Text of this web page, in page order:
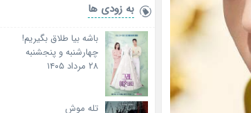
به زودی ها
باشه بیا طلاق بگیریم!
چهارشنبه و پنجشنبه
۲۸ مرداد ۱۴۰۵
تله موش